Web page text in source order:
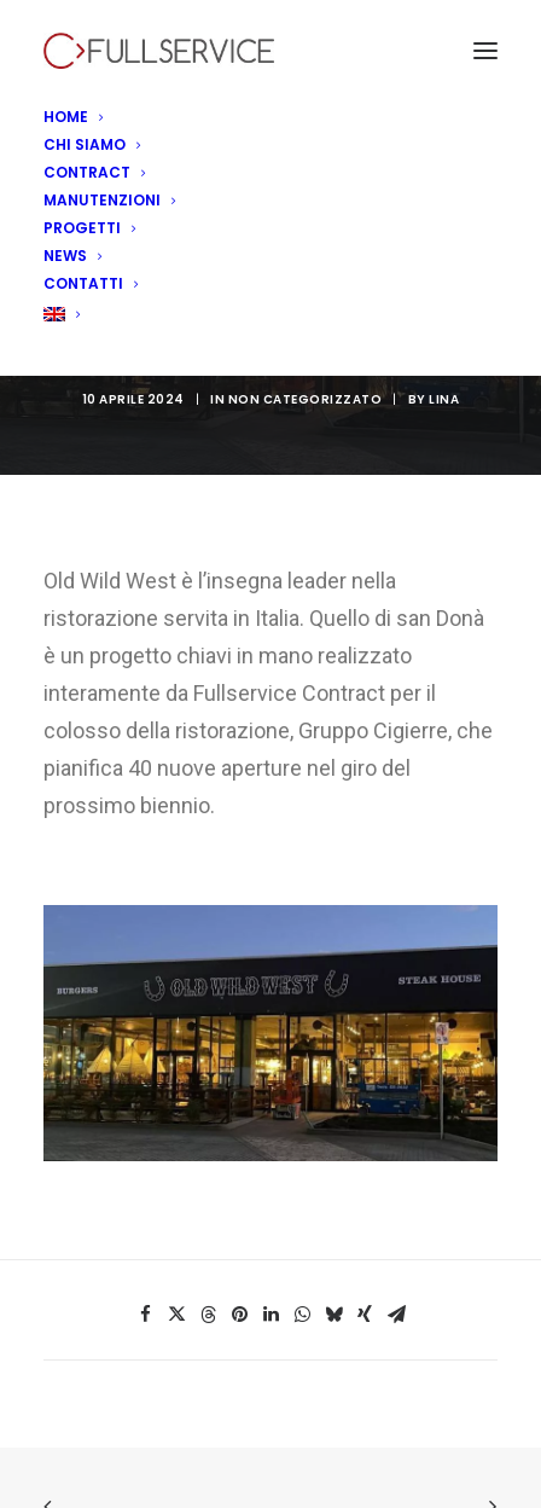
HOME
CHI SIAMO
CONTRACT
MANUTENZIONI
PROGETTI
NEWS
CONTATTI
Old Wild West San
Donà porta la firma
di Fullservice
10 APRILE 2024 | IN NON CATEGORIZZATO | BYLINA
Old Wild West è l’insegna leader nella
ristorazione servita in Italia. Quello di san Donà
è un progetto chiavi in mano realizzato
interamente da Fullservice Contract per il
colosso della ristorazione, Gruppo Cigierre, che
pianifica 40 nuove aperture nel giro del
prossimo biennio.